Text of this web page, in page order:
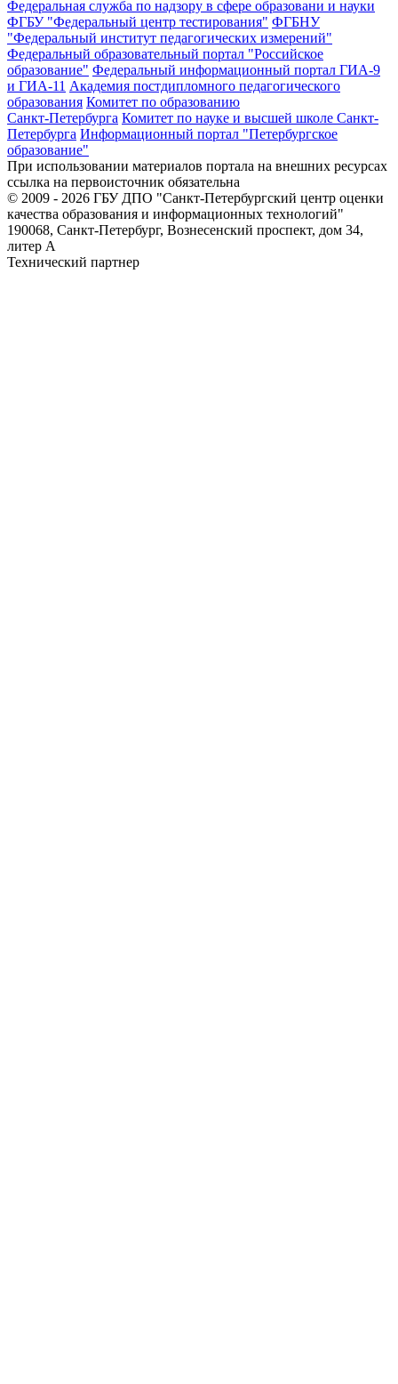
Федеральная служба по надзору в сфере образовани и науки
ФГБУ "Федеральный центр тестирования" ФГБНУ
"Федеральный институт педагогических измерений"
Федеральный образовательный портал "Российское
образование" Федеральный информационный портал ГИА-9
и ГИА-11 Академия постдипломного педагогического
образования Комитет по образованию
Санкт-Петербурга Комитет по науке и высшей школе Санкт-
Петербурга Информационный портал "Петербургское
образование"
При использовании материалов портала на внешних ресурсах
ссылка на первоисточник обязательна
© 2009 - 2026 ГБУ ДПО "Санкт-Петербургский центр оценки
качества образования и информационных технологий"
190068, Санкт-Петербург, Вознесенский проспект, дом 34,
литер А
Технический партнер